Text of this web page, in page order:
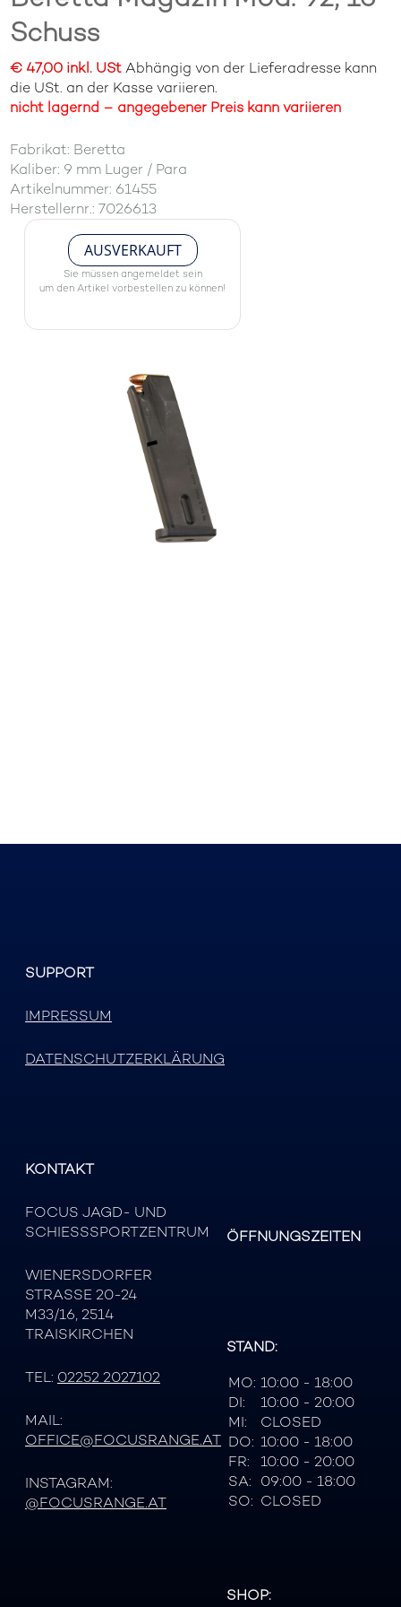
Schuss
€ 47,00 inkl. UStAbhängig von der Lieferadresse kann
die USt. an der Kasse variieren.
nicht lagernd – angegebener Preis kann variieren
Fabrikat: Beretta
Kaliber: 9 mm Luger / Para
Artikelnummer: 61455
Herstellernr.: 7026613
AUSVERKAUFT
Sie müssen angemeldet sein
um den Artikel vorbestellen zu können!
SUPPORT
IMPRESSUM
DATENSCHUTZERKLÄRUNG
KONTAKT
FOCUS JAGD- UND
SCHIESSSPORTZENTRUM
WIENERSDORFER
STRASSE 20-24
M33/16, 2514
TRAISKIRCHEN
TEL: 02252 2027102
MAIL:
OFFICE@FOCUSRANGE.AT
INSTAGRAM:
@FOCUSRANGE.AT
ÖFFNUNGSZEITEN
STAND:
MO: 10:00 - 18:00
DI:
10:00 - 20:00
MI:
CLOSED
DO: 10:00 - 18:00
FR:
10:00 - 20:00
SA: 09:00 - 18:00
SO: CLOSED
SHOP: